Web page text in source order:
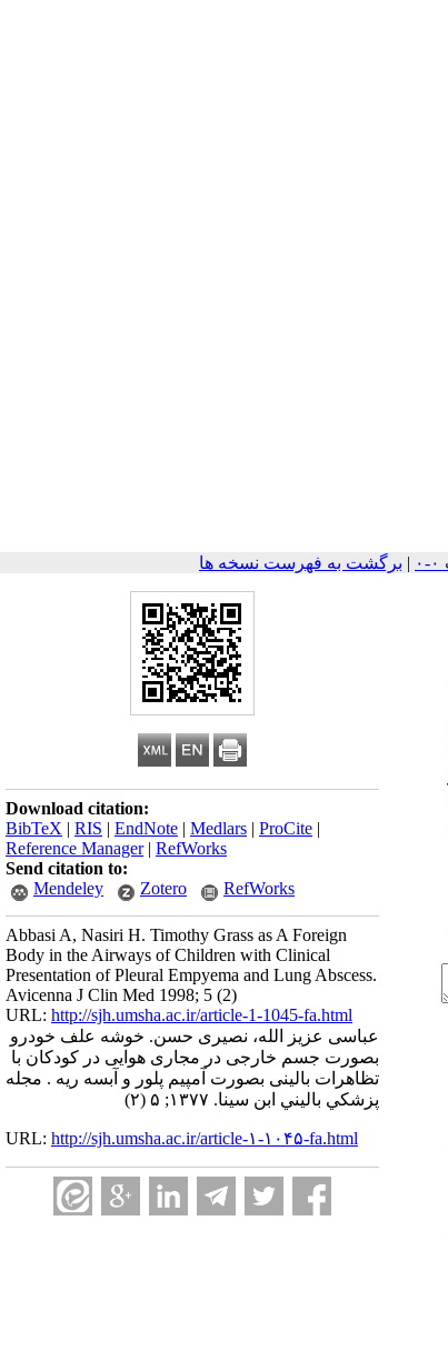
| برگشت به فهرست نسخه ها
Download citation:
BibTeX | RIS | EndNote | Medlars | ProCite |
Reference Manager| RefWorks
Send citation to:
Mendeley
Zotero RefWorks
Abbasi A, Nasiri H. Timothy Grass as A Foreign
Body in the Airways of Children with Clinical
Presentation of Pleural Empyema and Lung Abscess.
Avicenna J Clin Med 1998; 5 (2)
URL: http://sjh.umsha.ac.ir/article-1-1045-fa.html
عباسی عزیز الله، نصیری حسن. خوشه علف خودرو
بصورت جسم خارجی در مجاری هوایی در کودکان با
تظاهرات بالینی بصورت آمپیم پلور و آبسه ریه . مجله
پزشكي باليني ابن سينا. ۱۳۷۷; ۵ (۲)
URL: http://sjh.umsha.ac.ir/article-۱-۱۰۴۵-fa.html